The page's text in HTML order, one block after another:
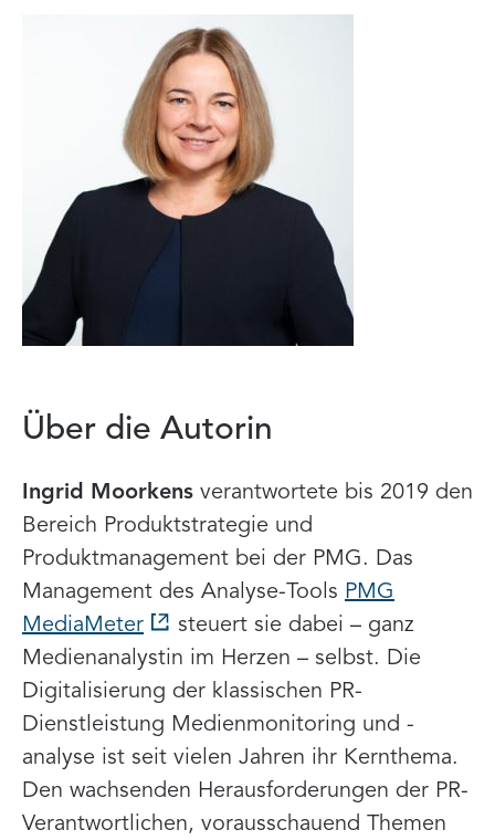
Über die Autorin
Ingrid Moorkens verantwortete bis 2019 den
Bereich Produktstrategie und
Produktmanagement bei der PMG. Das
Management des Analyse-Tools PMG
MediaMeter
steuert sie dabei – ganz
Medienanalystin im Herzen – selbst. Die
Digitalisierung der klassischen PR-
Dienstleistung Medienmonitoring und -
analyse ist seit vielen Jahren ihr Kernthema.
Den wachsenden Herausforderungen der PR-
Verantwortlichen, vorausschauend Themen